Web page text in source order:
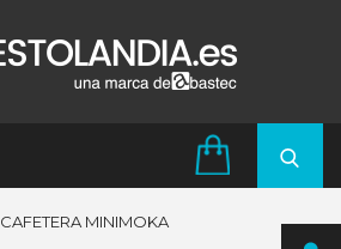
CAFETERA MINIMOKA